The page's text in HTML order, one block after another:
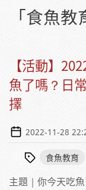
「食魚
【活動】
魚了嗎？日
擇
2022-11-28
食魚教育
主題｜你今天吃